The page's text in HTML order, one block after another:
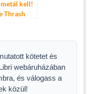
kell!
Thrash
kötetet és
webáruházában
és válogass a
közül!